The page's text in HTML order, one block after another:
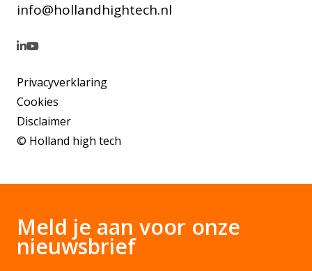
info@hollandhightech.nl
© Holland high tech
Privacyverklaring
Cookies
Disclaimer
Meld je aan voor onze
nieuwsbrief